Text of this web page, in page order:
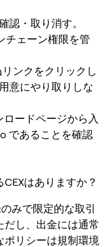
認・取り消す。
チェーン権限を管
ンクをクリックし
意にやり取りしな
ードページから入
であることを確認
はありますか？
みで限定的な取引
だし、出金には通常
ポリシーは規制環境